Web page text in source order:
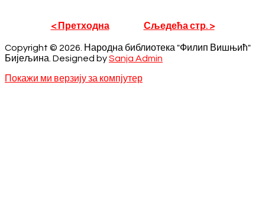
< Претходна Сљедећа стр. >
Copyright © 2026. Народна библиотека "Филип Вишњић"
Бијељина. Designed bySanja Admin
Покажи ми верзију за компјутер